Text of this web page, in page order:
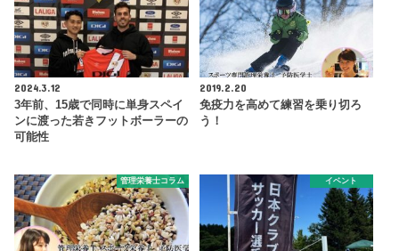
2024.3.12
3年前、15歳で同時に単身スペイ
ンに渡った若きフットボーラーの
可能性
2019.2.20
免疫力を高めて練習を乗り切ろ
う！
管理栄養士コラム イベント